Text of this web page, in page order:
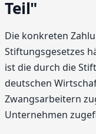
Teil"
Die konkreten
Stiftungsgesetzes
ist die durch die
deutschen
Zwangsarbeitern
Unternehmen